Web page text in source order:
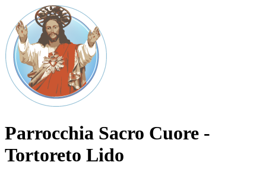
Parrocchia Sacro Cuore -
Tortoreto Lido